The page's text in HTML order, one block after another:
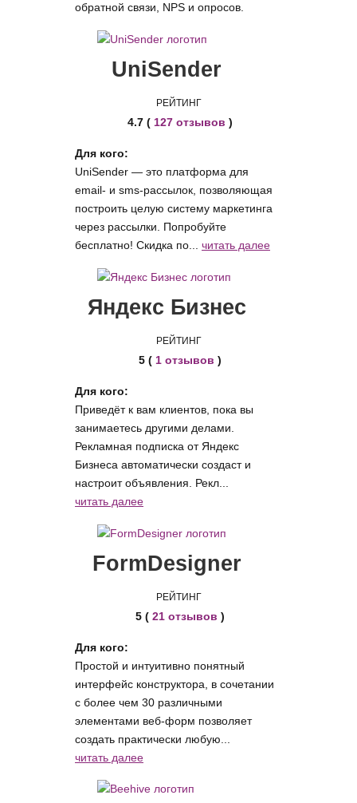
обратной связи, NPS и опросов.
UniSender
РЕЙТИНГ
4.7 ( 127 отзывов )
Для кого:
UniSender — это платформа для
email- и sms-рассылок, позволяющая
построить целую систему маркетинга
через рассылки. Попробуйте
бесплатно! Скидка по... читать далее
Яндекс Бизнес
РЕЙТИНГ
5 ( 1 отзывов )
Для кого:
Приведёт к вам клиентов, пока вы
занимаетесь другими делами.
Рекламная подписка от Яндекс
Бизнеса автоматически создаст и
настроит объявления. Рекл...
читать далее
FormDesigner
РЕЙТИНГ
5 ( 21 отзывов )
Для кого:
Простой и интуитивно понятный
интерфейс конструктора, в сочетании
с более чем 30 различными
элементами веб-форм позволяет
создать практически любую...
читать далее